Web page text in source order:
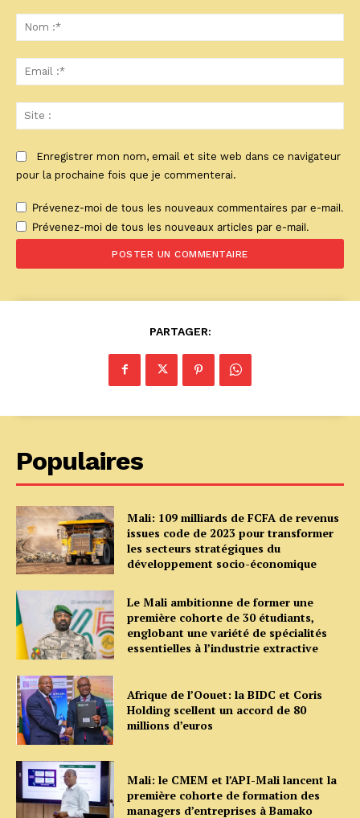
:*
:*
:
Enregistrer mon nom, email et site web dans ce navigateur
pour la prochaine fois que je commenterai.
Prévenez-moi de tous les nouveaux commentaires par e-mail.
Prévenez-moi de tous les nouveaux articles par e-mail.
PARTAGER:
Populaires
Mali: 109 milliards de FCFA de revenus
issues code de 2023 pour transformer
les secteurs stratégiques du
développement socio-économique
Le Mali ambitionne de former une
première cohorte de 30 étudiants,
englobant une variété de spécialités
essentielles à l’industrie extractive
Afrique de l’Oouet: la BIDC et Coris
Holding scellent un accord de 80
millions d’euros
Mali: le CMEM et l’API-Mali lancent la
première cohorte de formation des
managers d’entreprises à Bamako